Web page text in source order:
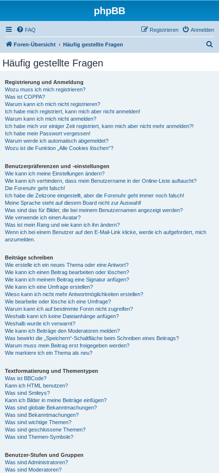
phpBB
FAQ Anmelden
Registrieren
Foren-Übersicht Häufig gestellte Fragen
Häufig gestellte Fragen
Registrierung und Anmeldung
Wozu muss ich mich registrieren?
Was ist COPPA?
Warum kann ich mich nicht registrieren?
Ich habe mich registriert, kann mich aber nicht anmelden!
Warum kann ich mich nicht anmelden?
Ich habe mich vor einiger Zeit registriert, kann mich aber nicht mehr anmelden?!
Ich habe mein Passwort vergessen!
Warum werde ich automatisch abgemeldet?
Wozu ist die Funktion „Alle Cookies löschen“?
Benutzerpräferenzen und -einstellungen
Wie kann ich meine Einstellungen ändern?
Wie kann ich verhindern, dass mein Benutzername in der Online-Liste auftaucht?
Die Forenuhr geht falsch!
Ich habe die Zeitzone eingestellt, aber die Forenuhr geht immer noch falsch!
Meine Sprache steht auf diesem Board nicht zur Auswahl!
Was sind das für Bilder, die bei meinem Benutzernamen angezeigt werden?
Wie verwende ich einen Avatar?
Was ist mein Rang und wie kann ich ihn ändern?
Wenn ich bei einem Benutzer auf den E-Mail-Link klicke, werde ich aufgefordert, mich
anzumelden.
Beiträge schreiben
Wie erstelle ich ein neues Thema oder eine Antwort?
Wie kann ich einen Beitrag bearbeiten oder löschen?
Wie kann ich meinem Beitrag eine Signatur anfügen?
Wie kann ich eine Umfrage erstellen?
Wieso kann ich nicht mehr Antwortmöglichkeiten erstellen?
Wie bearbeite oder lösche ich eine Umfrage?
Warum kann ich auf bestimmte Foren nicht zugreifen?
Weshalb kann ich keine Dateianhänge anfügen?
Weshalb wurde ich verwarnt?
Wie kann ich Beiträge den Moderatoren melden?
Was bewirkt die „Speichern“-Schaltfläche beim Schreiben eines Beitrags?
Warum muss mein Beitrag erst freigegeben werden?
Wie markiere ich ein Thema als neu?
Textformatierung und Thementypen
Was ist BBCode?
Kann ich HTML benutzen?
Was sind Smileys?
Kann ich Bilder in meine Beiträge einfügen?
Was sind globale Bekanntmachungen?
Was sind Bekanntmachungen?
Was sind wichtige Themen?
Was sind geschlossene Themen?
Was sind Themen-Symbole?
Benutzer-Stufen und Gruppen
Was sind Administratoren?
Was sind Moderatoren?